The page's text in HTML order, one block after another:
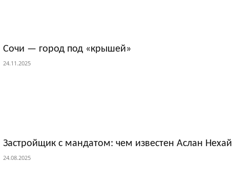
Сочи — город под «крышей»
24.11.2025
Застройщик с мандатом: чем известен Аслан Нехай
24.08.2025